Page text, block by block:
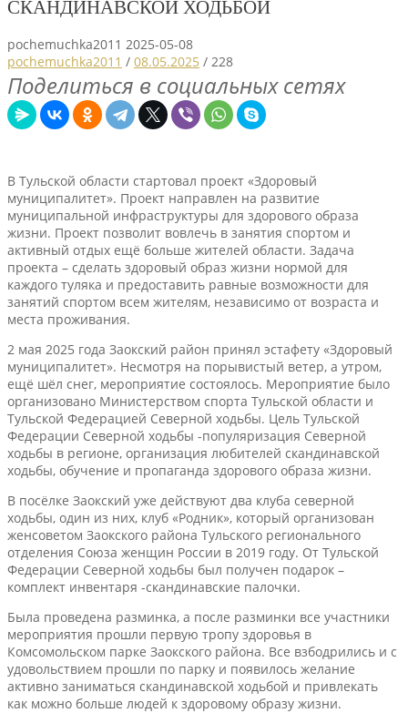
СКАНДИНАВСКОЙ ХОДЬБОЙ
pochemuchka2011 2025-05-08
pochemuchka2011 / 08.05.2025 / 228
Поделиться в социальных сетях
В Тульской области стартовал проект «Здоровый
муниципалитет». Проект направлен на развитие
муниципальной инфраструктуры для здорового образа
жизни. Проект позволит вовлечь в занятия спортом и
активный отдых ещё больше жителей области. Задача
проекта – сделать здоровый образ жизни нормой для
каждого туляка и предоставить равные возможности для
занятий спортом всем жителям, независимо от возраста и
места проживания.
2 мая 2025 года Заокский район принял эстафету «Здоровый
муниципалитет». Несмотря на порывистый ветер, а утром,
ещё шёл снег, мероприятие состоялось. Мероприятие было
организовано Министерством спорта Тульской области и
Тульской Федерацией Северной ходьбы. Цель Тульской
Федерации Северной ходьбы -популяризация Северной
ходьбы в регионе, организация любителей скандинавской
ходьбы, обучение и пропаганда здорового образа жизни.
В посёлке Заокский уже действуют два клуба северной
ходьбы, один из них, клуб «Родник», который организован
женсоветом Заокского района Тульского регионального
отделения Союза женщин России в 2019 году. От Тульской
Федерации Северной ходьбы был получен подарок –
комплект инвентаря -скандинавские палочки.
Была проведена разминка, а после разминки все участники
мероприятия прошли первую тропу здоровья в
Комсомольском парке Заокского района. Все взбодрились и с
удовольствием прошли по парку и появилось желание
активно заниматься скандинавской ходьбой и привлекать
как можно больше людей к здоровому образу жизни.